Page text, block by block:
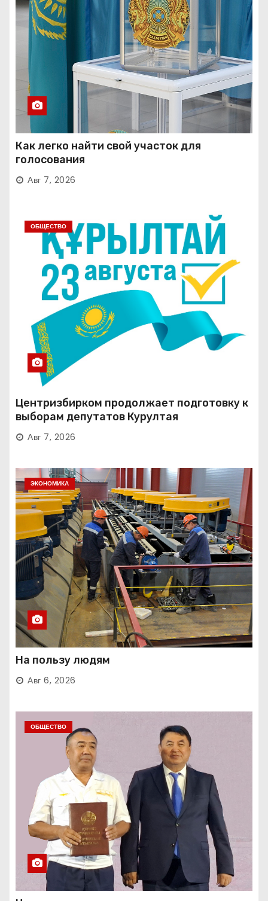
Как легко найти свой участок для
голосования
Авг 7, 2026
ОБЩЕСТВО
Центризбирком продолжает подготовку к
выборам депутатов Курултая
Авг 7, 2026
ЭКОНОМИКА
На пользу людям
Авг 6, 2026
ОБЩЕСТВО